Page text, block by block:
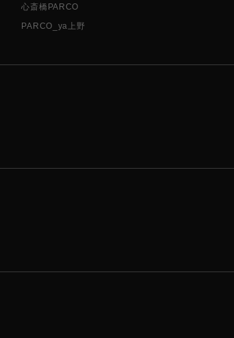
心斎橋PARCO
PARCO_ya上野